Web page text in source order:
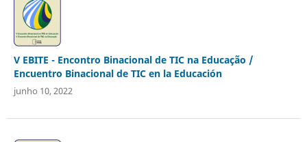
V EBITE - Encontro Binacional de TIC na Educação /
Encuentro Binacional de TIC en la Educación
junho 10, 2022